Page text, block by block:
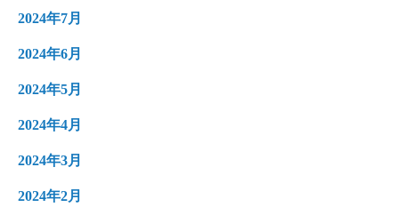
2024年7月
2024年6月
2024年5月
2024年4月
2024年3月
2024年2月